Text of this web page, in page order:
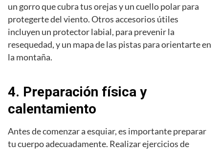
un gorro que cubra tus orejas y un cuello polar para
protegerte del viento. Otros accesorios útiles
incluyen un protector labial, para prevenir la
resequedad, y un mapa de las pistas para orientarte en
la montaña.
4. Preparación física y
calentamiento
Antes de comenzar a esquiar, es importante preparar
tu cuerpo adecuadamente. Realizar ejercicios de